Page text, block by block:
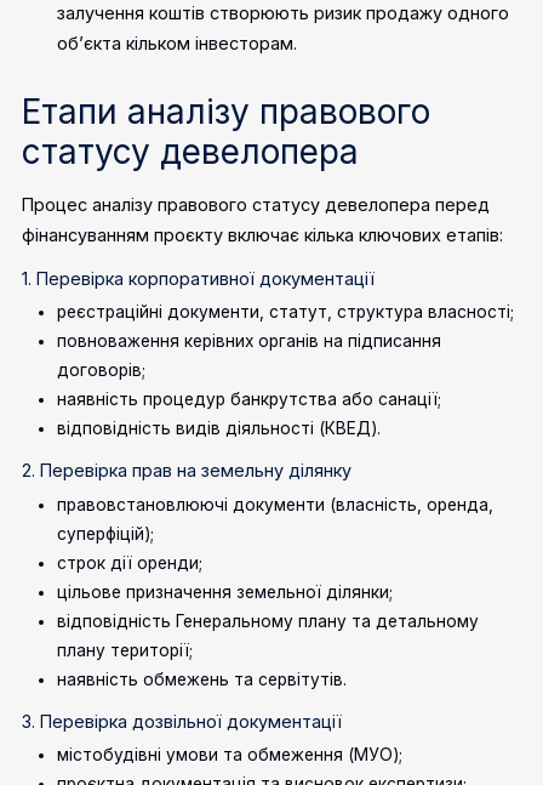
залучення коштів створюють ризик продажу одного
об’єкта кільком інвесторам.
Етапи аналізу правового
статусу девелопера
Процес аналізу правового статусу девелопера перед
фінансуванням проєкту включає кілька ключових етапів:
1. Перевірка корпоративної документації
реєстраційні документи, статут, структура власності;
повноваження керівних органів на підписання
договорів;
наявність процедур банкрутства або санації;
відповідність видів діяльності (КВЕД).
2. Перевірка прав на земельну ділянку
правовстановлюючі документи (власність, оренда,
суперфіцій);
строк дії оренди;
цільове призначення земельної ділянки;
відповідність Генеральному плану та детальному
плану території;
наявність обмежень та сервітутів.
3. Перевірка дозвільної документації
містобудівні умови та обмеження (МУО);